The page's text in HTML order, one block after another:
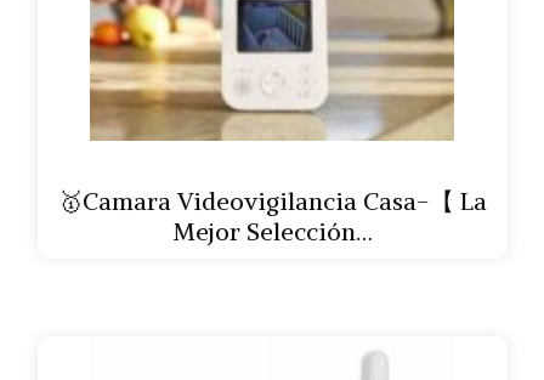
🥇Camara Videovigilancia Casa-【 La
Mejor Selección…